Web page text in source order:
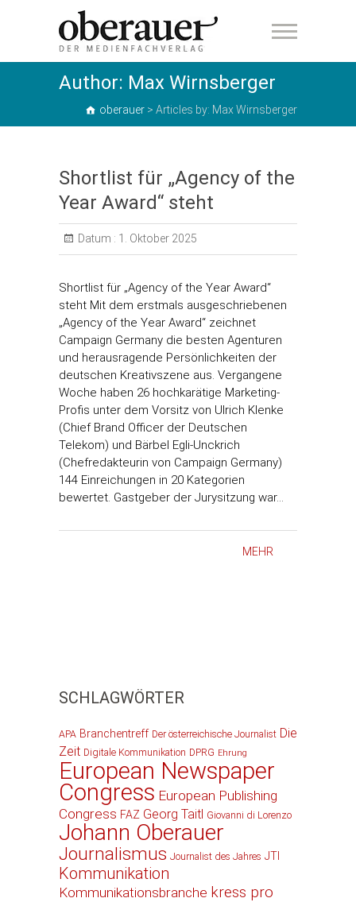
oberauer
Author: Max Wirnsberger
oberauer > Articles by: Max Wirnsberger
Shortlist für „Agency of the
Year Award“ steht
Datum : 1. Oktober 2025
Shortlist für „Agency of the Year Award“
steht Mit dem erstmals ausgeschriebenen
„Agency of the Year Award“ zeichnet
Campaign Germany die besten Agenturen
und herausragende Persönlichkeiten der
deutschen Kreativszene aus. Vergangene
Woche haben 26 hochkarätige Marketing-
Profis unter dem Vorsitz von Ulrich Klenke
(Chief Brand Officer der Deutschen
Telekom) und Bärbel Egli-Unckrich
(Chefredakteurin von Campaign Germany)
144 Einreichungen in 20 Kategorien
bewertet. Gastgeber der Jurysitzung war…
MEHR
SCHLAGWÖRTER
APA Branchentreff Der österreichische Journalist Die
Zeit Digitale Kommunikation DPRG Ehrung
European Newspaper
Congress European Publishing
Congress FAZ Georg Taitl Giovanni di Lorenzo
Johann Oberauer
Journalismus Journalist des Jahres JTI
Kommunikation
Kommunikationsbranche kress pro